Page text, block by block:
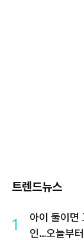
트렌드뉴스
1
아이 둘이면
인…오늘부